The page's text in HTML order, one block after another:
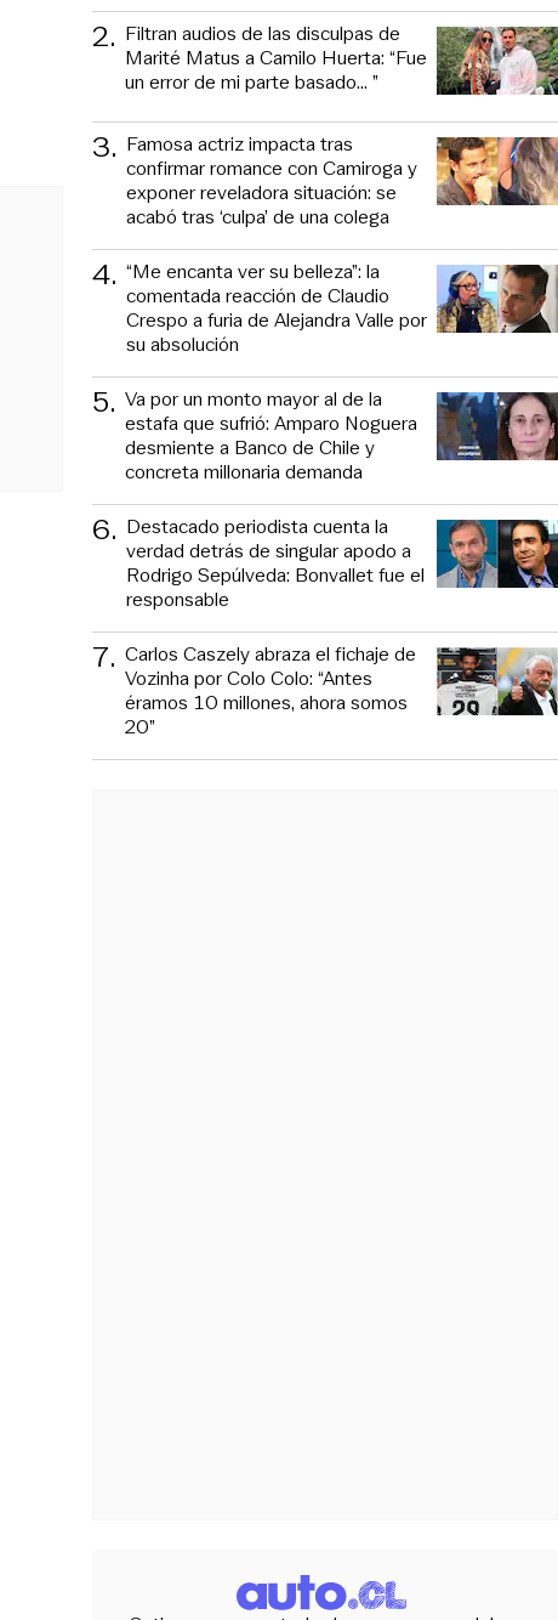
2. Filtran audios de las disculpas de
Marité Matus a Camilo Huerta: “Fue
un error de mi parte basado... ”
3. Famosa actriz impacta tras
confirmar romance con Camiroga y
exponer reveladora situación: se
acabó tras ‘culpa’ de una colega
4. “Me encanta ver su belleza”: la
comentada reacción de Claudio
Crespo a furia de Alejandra Valle por
su absolución
5. Va por un monto mayor al de la
estafa que sufrió: Amparo Noguera
desmiente a Banco de Chile y
concreta millonaria demanda
6. Destacado periodista cuenta la
verdad detrás de singular apodo a
Rodrigo Sepúlveda: Bonvallet fue el
responsable
7. Carlos Caszely abraza el fichaje de
Vozinha por Colo Colo: “Antes
éramos 10 millones, ahora somos
20”